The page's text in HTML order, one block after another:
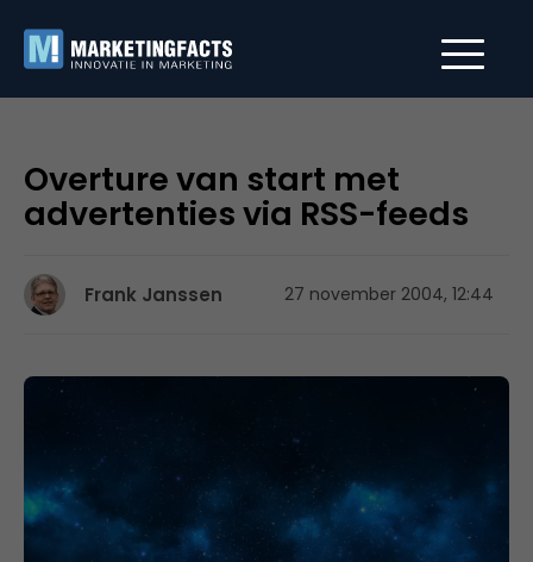
Overture van start met
advertenties via RSS-feeds
Frank Janssen 27 november 2004, 12:44